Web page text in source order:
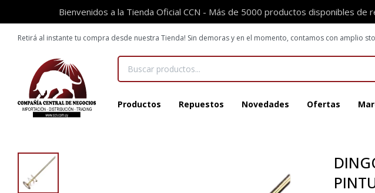
Bienvenidos a la Tienda Oficial CCN - Más de 5000 productos disponibles
Productos Repuestos Novedades Ofertas
Retirá al instante tu compra desde nuestra Tienda! Sin demoras y en el momento, contamos con amplio